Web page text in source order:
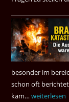
besonder im
schon oft
kam…Mindestens
weiterlesen